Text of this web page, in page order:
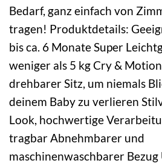
Bedarf, ganz einfach von
tragen! Produktdetails:
bis ca. 6 Monate Super
weniger als 5 kg Cry &
drehbarer Sitz, um niemals
deinem Baby zu verlieren
Look, hochwertige
tragbar Abnehmbarer und
maschinenwaschbarer